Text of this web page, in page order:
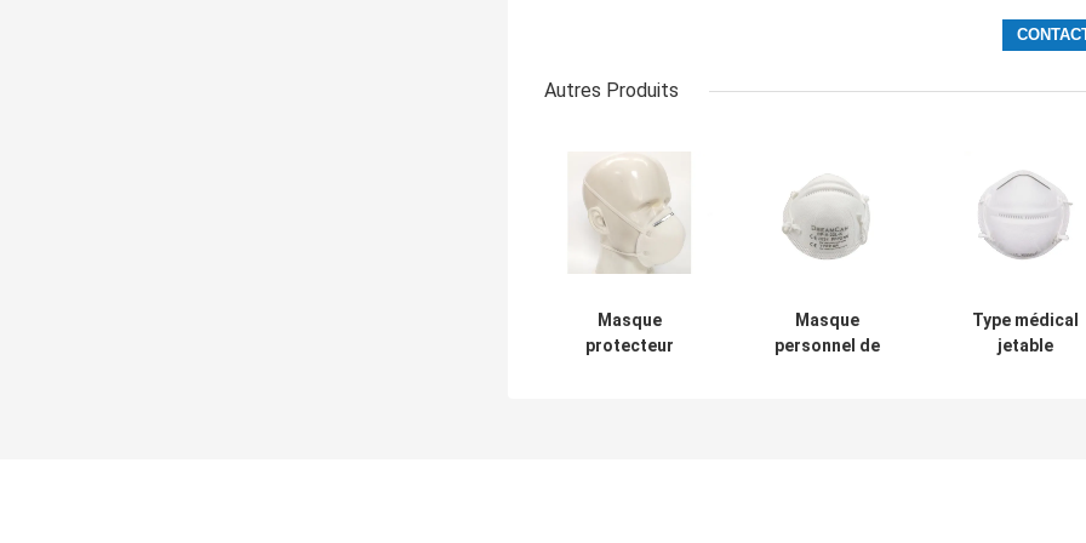
Autres Produits
Masque
protecteur
Masque
personnel de
Type médical
jetable